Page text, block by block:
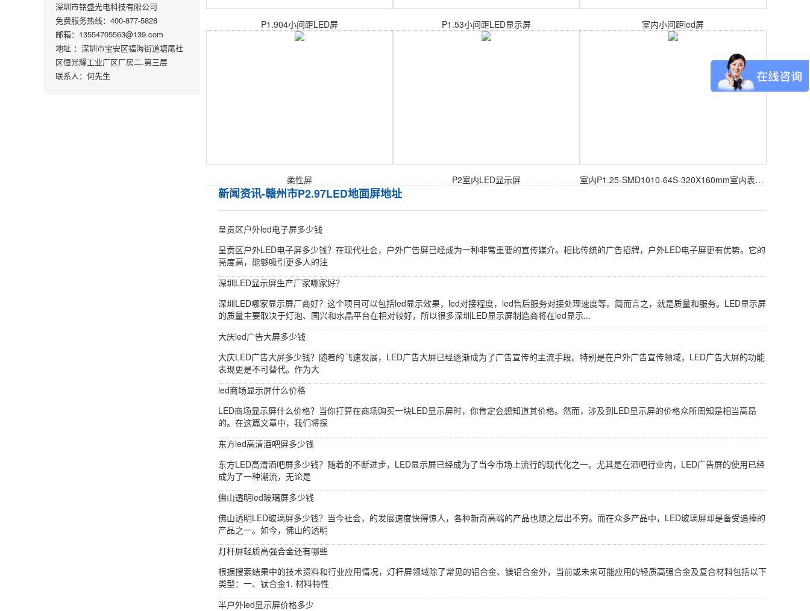
深圳市铭盛光电科技有限公司
免费服务热线：400-877-5828
邮箱：13554705563@139.com
地址 ：深圳市宝安区福海街道塘尾社
区恒光耀工业厂区厂房二.第三层
联系人：何先生
P1.904小间距LED屏 P1.53小间距LED显示屏 室内小间距led屏
柔性屏 P2室内LED显示屏 室内P1.25-SMD1010-64S-320X160mm室内表贴模组
新闻资讯-赣州市P2.97LED地面屏地址
呈贡区户外led电子屏多少钱
呈贡区户外LED电子屏多少钱？在现代社会，户外广告屏已经成为一种非常重要的宣传媒介。相比传统的广告招牌，户外LED电子屏更有优势。它的
亮度高，能够吸引更多人的注
深圳LED显示屏生产厂家哪家好？
深圳LED哪家显示屏厂商好？这个项目可以包括led显示效果，led对接程度，led售后服务对接处理速度等。简而言之，就是质量和服务。LED显示屏
的质量主要取决于灯泡、国兴和水晶平台在相对较好，所以很多深圳LED显示屏制造商将在led显示...
大庆led广告大屏多少钱
大庆LED广告大屏多少钱？随着的飞速发展，LED广告大屏已经逐渐成为了广告宣传的主流手段。特别是在户外广告宣传领域，LED广告大屏的功能
表现更是不可替代。作为大
led商场显示屏什么价格
LED商场显示屏什么价格？当你打算在商场购买一块LED显示屏时，你肯定会想知道其价格。然而，涉及到LED显示屏的价格众所周知是相当高昂
的。在这篇文章中，我们将探
东方led高清酒吧屏多少钱
东方LED高清酒吧屏多少钱？随着的不断进步，LED显示屏已经成为了当今市场上流行的现代化之一。尤其是在酒吧行业内，LED广告屏的使用已经
成为了一种潮流，无论是
佛山透明led玻璃屏多少钱
佛山透明LED玻璃屏多少钱？当今社会，的发展速度快得惊人，各种新奇高端的产品也随之层出不穷。而在众多产品中，LED玻璃屏却是备受追捧的
产品之一。如今，佛山的透明
灯杆屏轻质高强合金还有哪些
根据搜索结果中的技术资料和行业应用情况，灯杆屏领域除了常见的铝合金、镁铝合金外，当前或未来可能应用的轻质高强合金及复合材料包括以下
类型：一、钛合金1. 材料特性
半户外led显示屏价格多少